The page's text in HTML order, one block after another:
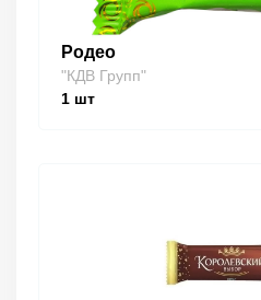
Родео
"КДВ Групп"
1 шт